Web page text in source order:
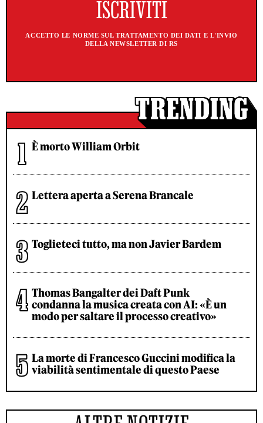
ACCETTO LE NORME SUL TRATTAMENTO DEI DATI E L'INVIO
DELLA NEWSLETTER DI RS
È morto William Orbit
Lettera aperta a Serena Brancale
Toglieteci tutto, ma non Javier Bardem
Thomas Bangalter dei Daft Punk
condanna la musica creata con AI: «È un
modo per saltare il processo creativo»
La morte di Francesco Guccini modifica la
viabilità sentimentale di questo Paese